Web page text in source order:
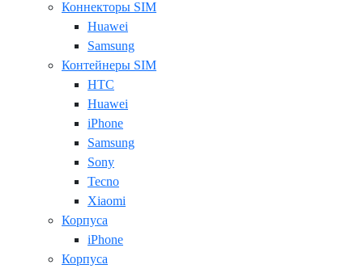
Коннекторы SIM
Huawei
Samsung
Контейнеры SIM
HTC
Huawei
iPhone
Samsung
Sony
Tecno
Xiaomi
Корпуса
iPhone
Корпуса